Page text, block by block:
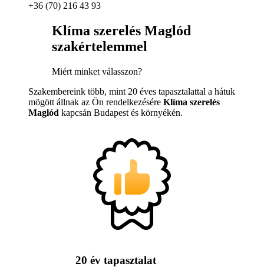
+36 (70) 216 43 93
Klíma szerelés Maglód
szakértelemmel
Miért minket válasszon?
Szakembereink több, mint 20 éves tapasztalattal a hátuk
mögött állnak az Ön rendelkezésére Klíma szerelés
Maglód kapcsán Budapest és környékén.
20 év tapasztalat